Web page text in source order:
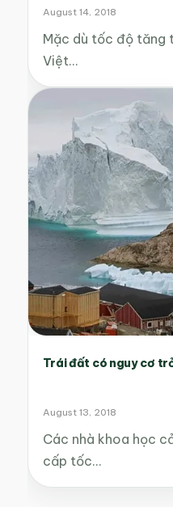
August 14, 2018
Mặc dù tốc độ tăng
Việt…
Trái đất có nguy cơ
August 13, 2018
Các nhà khoa học
cấp tốc…